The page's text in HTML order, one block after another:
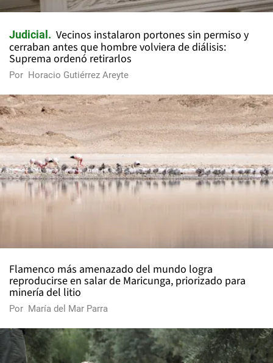
Judicial
Vecinos instalaron portones sin permiso y
cerraban antes que hombre volviera de diálisis:
Suprema ordenó retirarlos
Por Horacio Gutiérrez Areyte
Flamenco más amenazado del mundo logra
reproducirse en salar de Maricunga, priorizado para
minería del litio
Por María del Mar Parra